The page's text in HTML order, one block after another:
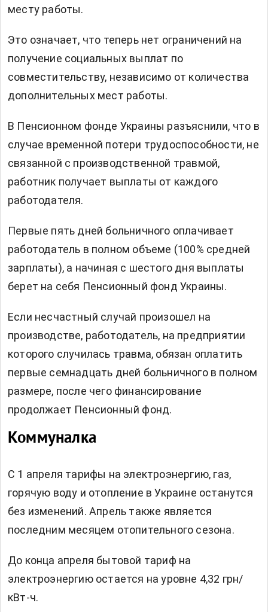
месту работы.
Это означает, что теперь нет ограничений на
получение социальных выплат по
совместительству, независимо от количества
дополнительных мест работы.
В Пенсионном фонде Украины разъяснили, что в
случае временной потери трудоспособности, не
связанной с производственной травмой,
работник получает выплаты от каждого
работодателя.
Первые пять дней больничного оплачивает
работодатель в полном объеме (100% средней
зарплаты), а начиная с шестого дня выплаты
берет на себя Пенсионный фонд Украины.
Если несчастный случай произошел на
производстве, работодатель, на предприятии
которого случилась травма, обязан оплатить
первые семнадцать дней больничного в полном
размере, после чего финансирование
продолжает Пенсионный фонд.
Коммуналка
С 1 апреля тарифы на электроэнергию, газ,
горячую воду и отопление в Украине останутся
без изменений. Апрель также является
последним месяцем отопительного сезона.
До конца апреля бытовой тариф на
электроэнергию остается на уровне 4,32 грн/
кВт-ч.